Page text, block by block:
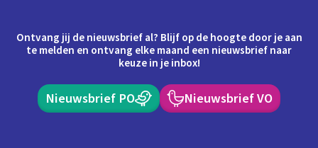
Ontvang jij de nieuwsbrief al? Blijf op de hoogte door je aan
te melden en ontvang elke maand een nieuwsbrief naar
keuze in je inbox!
Nieuwsbrief PO Nieuwsbrief VO